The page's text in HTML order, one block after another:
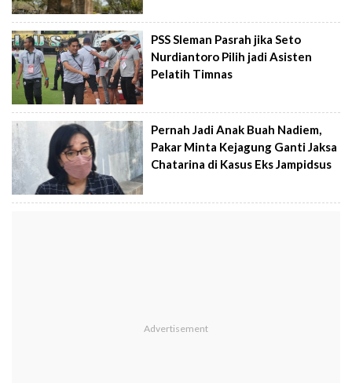
PSS Sleman Pasrah jika Seto
Nurdiantoro Pilih jadi Asisten
Pelatih Timnas
Pernah Jadi Anak Buah Nadiem,
Pakar Minta Kejagung Ganti Jaksa
Chatarina di Kasus Eks Jampidsus